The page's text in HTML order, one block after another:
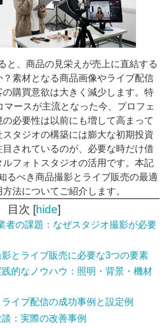
と、商品の見栄えが売上に直結する
素材となる商品画像やライブ配信
購買意欲は大きく減少します。特
ースが主流となった今、プロフェ
必要性は以前にも増して高まって
タジオの構築には膨大な初期投資
されているのが、必要な時だけ借
ルフォトスタジオの活用です。本記
るべき商品撮影とライブ販売の最適
法についてご紹介します。
目次 [hide]
者の課題：なぜスタジオ撮影が必要
とライブ販売に必要な3つの要素
的なノウハウ：照明・背景・機材
イブ配信の成功事例と設定例
：実際の改善事例